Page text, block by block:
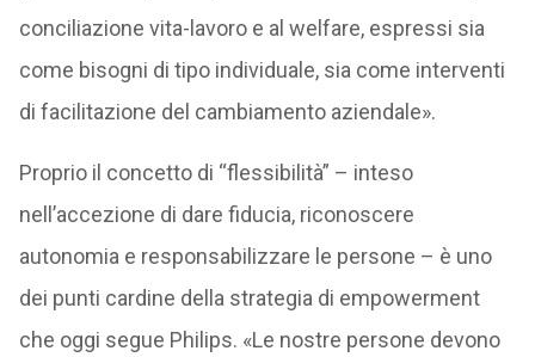
conciliazione vita-lavoro e al welfare, espressi sia
come bisogni di tipo individuale, sia come interventi
di facilitazione del cambiamento aziendale».
Proprio il concetto di “flessibilità” – inteso
nell’accezione di dare fiducia, riconoscere
autonomia e responsabilizzare le persone – è uno
dei punti cardine della strategia di empowerment
che oggi segue Philips. «Le nostre persone devono